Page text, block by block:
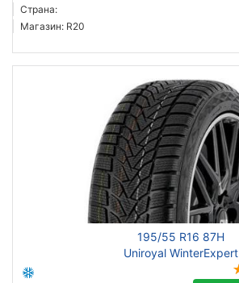
Страна:
Магазин: R20
195/55 R16 87H
Uniroyal WinterExpert